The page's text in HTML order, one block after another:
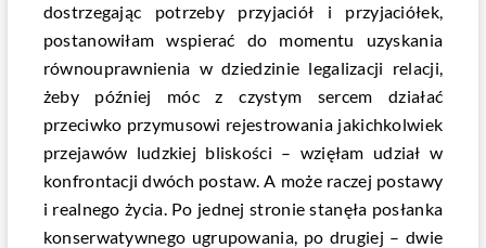
dostrzegając potrzeby przyjaciół i przyjaciółek,
postanowiłam wspierać do momentu uzyskania
równouprawnienia w dziedzinie legalizacji relacji,
żeby później móc z czystym sercem działać
przeciwko przymusowi rejestrowania jakichkolwiek
przejawów ludzkiej bliskości – wzięłam udział w
konfrontacji dwóch postaw. A może raczej postawy
i realnego życia. Po jednej stronie stanęła posłanka
konserwatywnego ugrupowania, po drugiej – dwie